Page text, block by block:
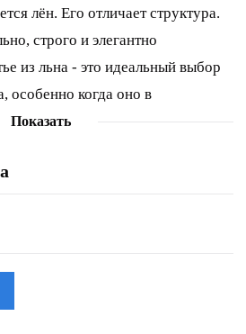
лён. Его отличает структура.
строго и элегантно
из льна - это идеальный выбор
особенно когда оно в
Свободный упрямлённый
неповторимость модели в
около 110 см.
Показать